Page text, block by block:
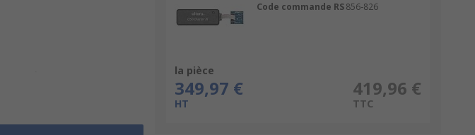
Code commande RS856-826
la pièce
349,97 €
HT
419,96 €
TTC